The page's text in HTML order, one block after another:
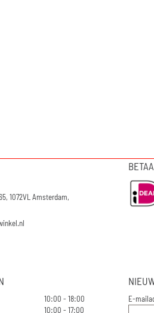
1072VL Amsterdam,
10:00 - 18:00
10:00 - 17:00
E-